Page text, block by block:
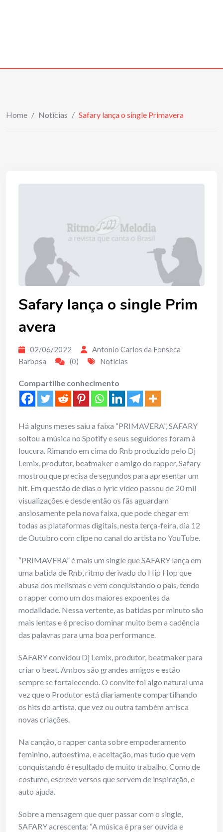
Home / Notícias / Safary lança o single Primavera
Safary lança o single Prim
avera
02/06/2022
Antonio Carlos da Fonseca
Barbosa
(0) Notícias
Compartilhe conhecimento
Há alguns meses saiu a faixa “PRIMAVERA”, SAFARY
soltou a música no Spotify e seus seguidores foram à
loucura. Rimando em cima do Rnb produzido pelo Dj
Lemix, produtor, beatmaker e amigo do rapper, Safary
mostrou que precisa de segundos para apresentar um
hit. Em questão de dias o lyric vídeo passou de 20 mil
visualizações e desde então os fãs aguardam
ansiosamente pela nova faixa, que pode chegar em
todas as plataformas digitais, nesta terça-feira, dia 12
de Outubro com clipe no canal do artista no YouTube.
“PRIMAVERA” é mais um single que SAFARY lança em
uma batida de Rnb, ritmo derivado do Hip Hop que
abusa dos melismas e vem conquistando o país, tendo
o rapper como um dos maiores expoentes da
modalidade. Nessa vertente, as batidas por minuto são
mais lentas e é preciso dominar muito bem a cadência
das palavras para uma boa performance.
SAFARY convidou Dj Lemix, produtor, beatmaker para
criar o beat. Ambos são grandes amigos e estão
sempre se fortalecendo. O convite foi algo natural uma
vez que o Produtor está diariamente compartilhando
os hits do artista, que vez ou outra também arrisca
novas criações.
Na canção, o rapper canta sobre empoderamento
feminino, autoestima, e aceitação, mas tudo que vem
conquistando é resultado de muito trabalho. Como de
costume, escreve versos que servem de inspiração, e
auto ajuda.
Sobre a mensagem que quer passar com o single,
SAFARY acrescenta: “A música é pra ser ouvida e